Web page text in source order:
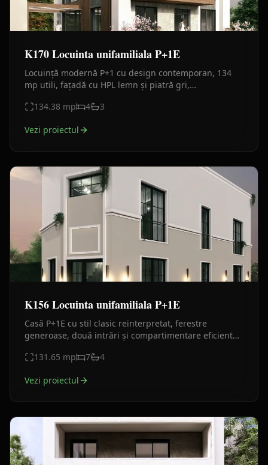
K170 Locuinta unifamiliala P+1E
Locuință modernă P+1 cu design contemporan, 134
mp utili, fațadă cu HPL lemn și piatră gri,
134.38 mp 4 3
Vezi proiectul
K156 Locuinta unifamiliala P+1E
Casă P+1E cu stil clasic reinterpretat, ferestre
generoase, două intrări și compartimentare eficientă.
131.65 mp 7 4
Vezi proiectul